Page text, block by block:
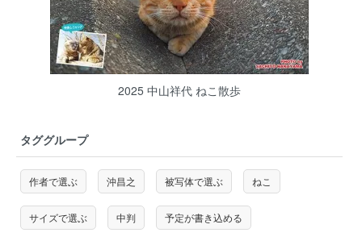
2025 中山祥代 ねこ散歩
タググループ
作者で選ぶ 沖昌之 被写体で選ぶ ねこ
サイズで選ぶ 中判 予定が書き込める